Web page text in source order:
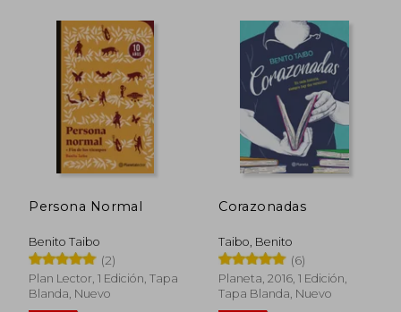
15%
dcto.
15%
dcto.
Persona Normal
Benito Taibo
(2)
Plan Lector, 1 Edición, Tapa
Blanda, Nuevo
Corazonadas
Taibo, Benito
(6)
Planeta, 2016, 1 Edición,
Tapa Blanda, Nuevo